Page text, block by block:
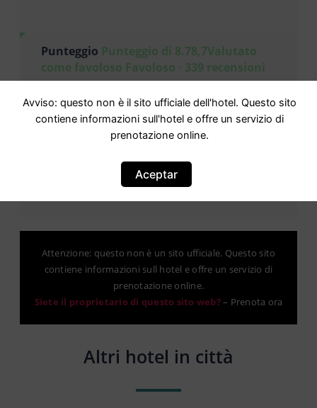
Punteggio Punteggio di 8.78,7Valutato
come favoloso Favoloso · 339 recensioni
Attenzione: questo non è un sito ufficiale. Questo sito
contiene informazioni sull hotel e offre un servizio di
prenotazione online.
Siete il proprietario di questo sito web?– Prenota ora
Altri hotel in città
Avviso: questo non è il sito ufficiale dell'hotel. Questo sito
contiene informazioni sull'hotel e offre un servizio di
prenotazione online.
Aceptar